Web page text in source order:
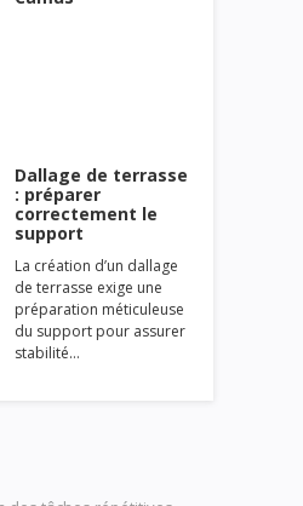
Dallage de terrasse
: préparer
correctement le
support
La création d’un dallage
de terrasse exige une
préparation méticuleuse
du support pour assurer
stabilité…